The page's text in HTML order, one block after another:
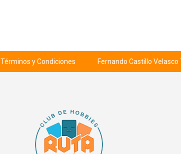
Términos y Condiciones Fernando Castillo Velasco